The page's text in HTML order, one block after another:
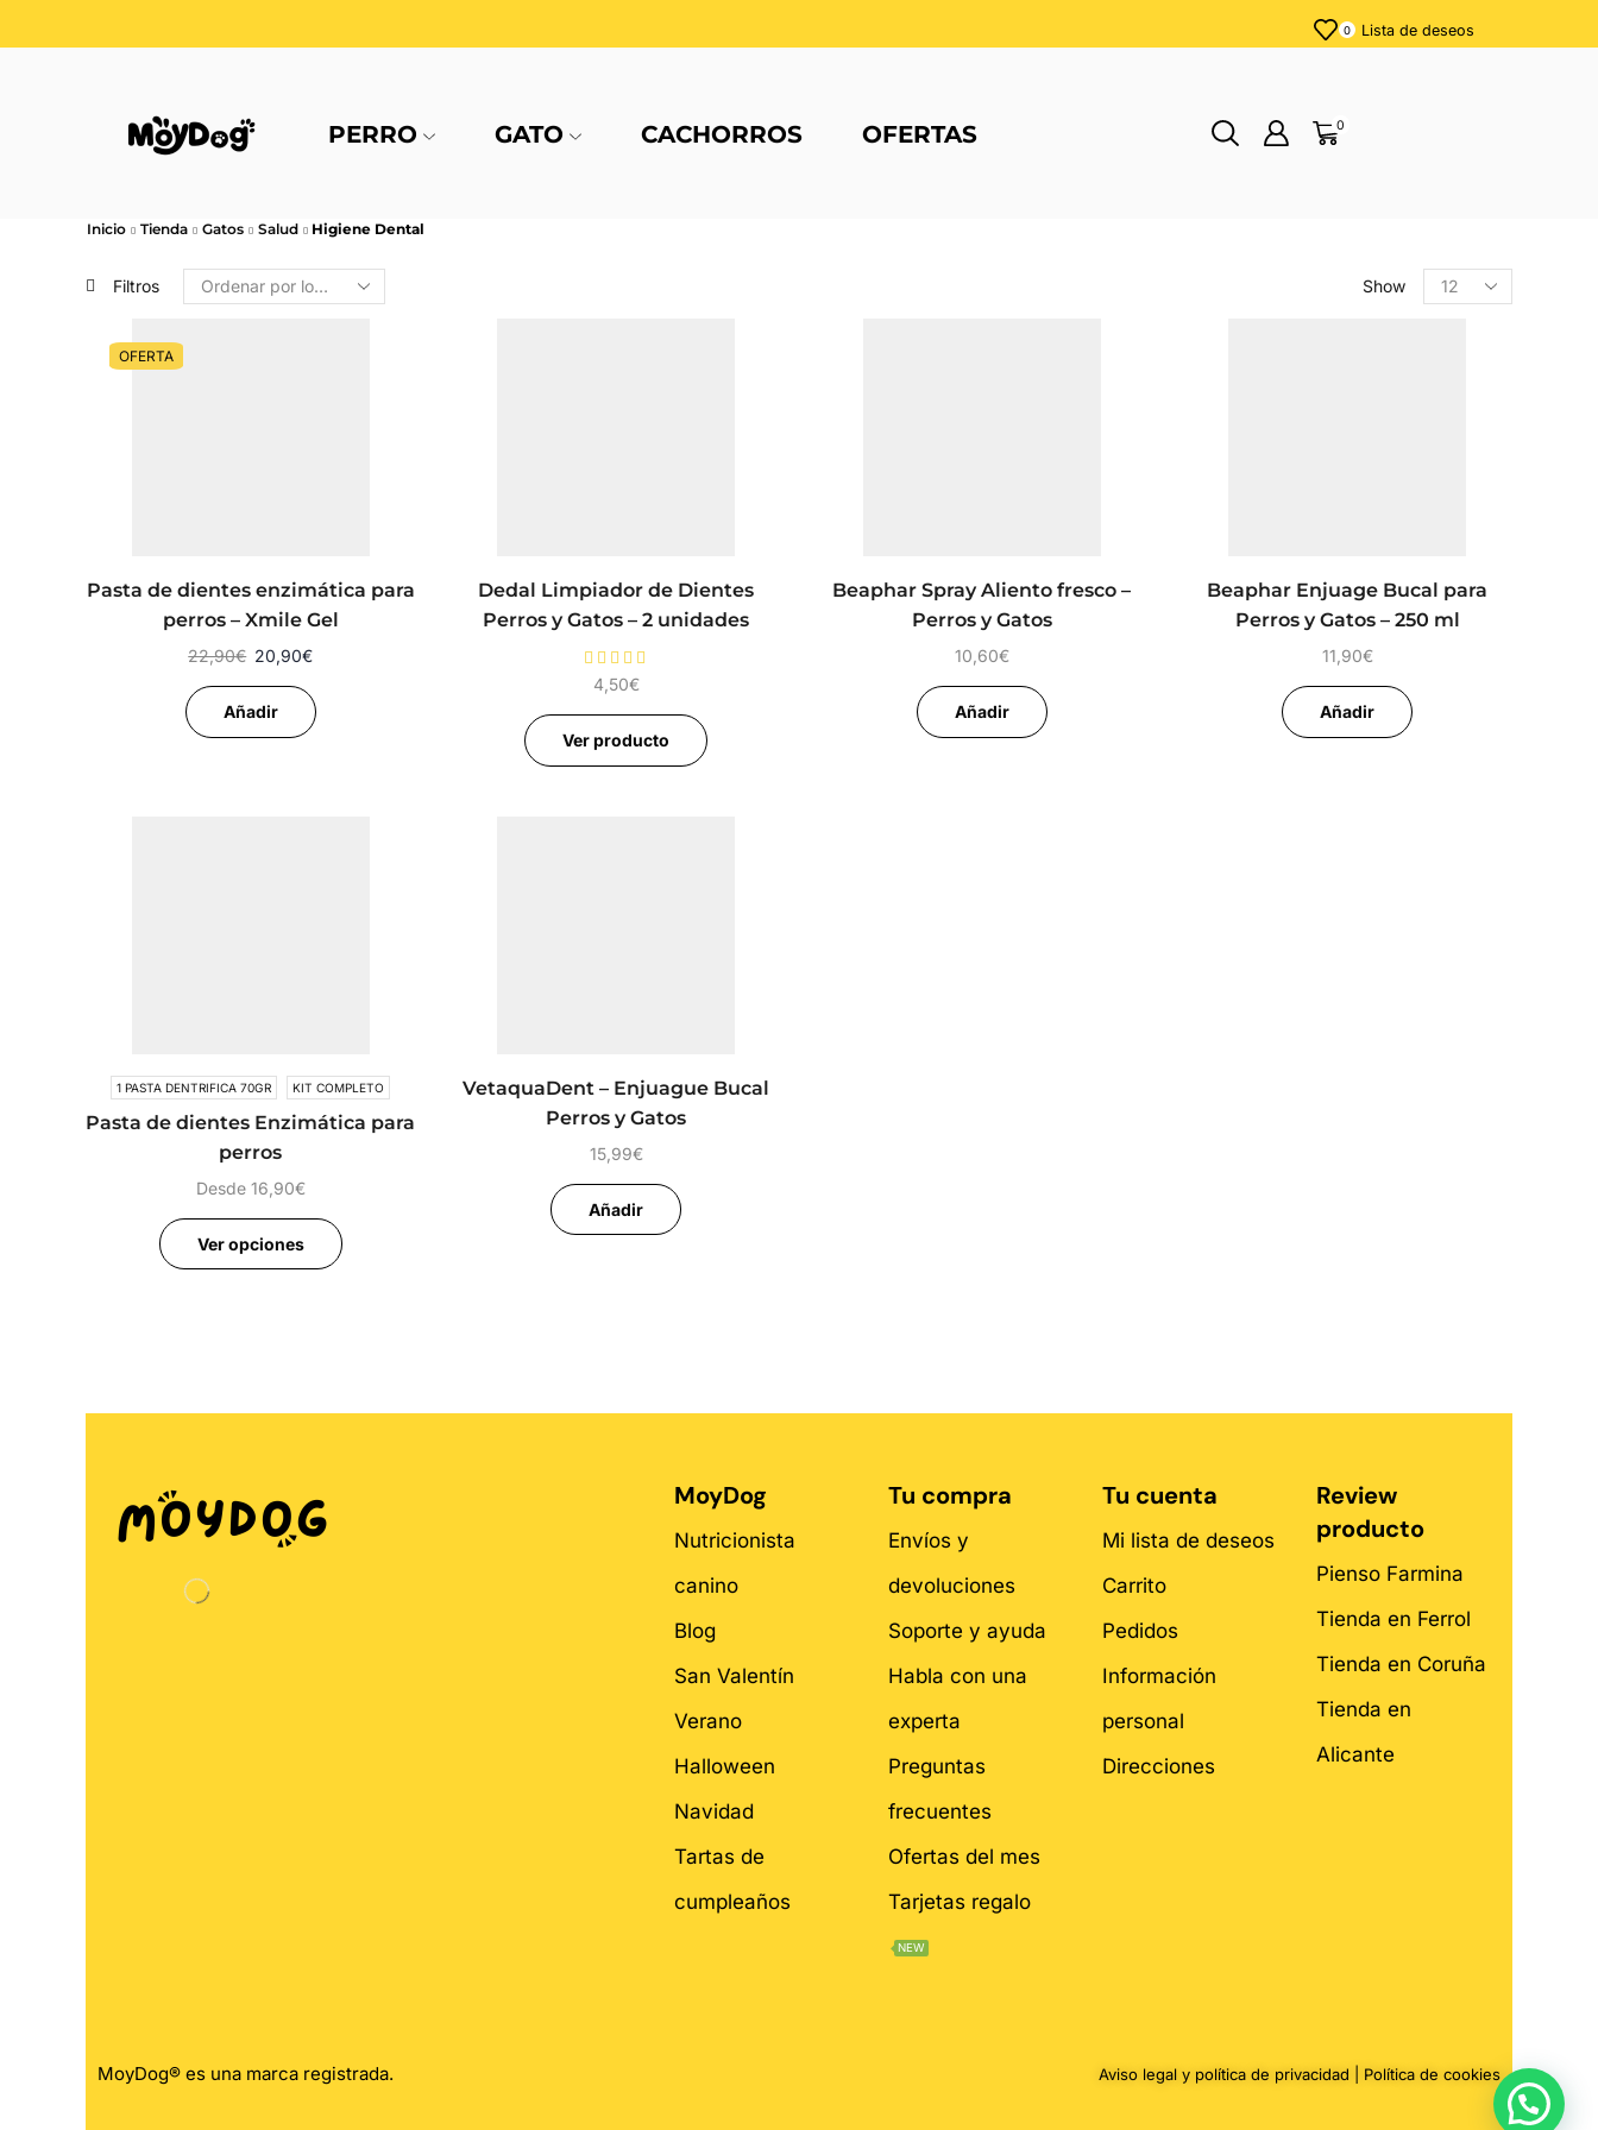
0 Lista de deseos
PERRO GATO CACHORROS OFERTAS 0
Inicio Tienda Gatos Salud Higiene Dental
Filtros Show
OFERTA
Pasta de dientes enzimática para
perros – Xmile Gel
22,90€ 20,90€
Añadir
Dedal Limpiador de Dientes
Perros y Gatos – 2 unidades
4,50€
Ver producto
Beaphar Spray Aliento fresco –
Perros y Gatos
10,60€
Añadir
Beaphar Enjuage Bucal para
Perros y Gatos – 250 ml
11,90€
Añadir
1 PASTA DENTRIFICA 70GR KIT COMPLETO
Pasta de dientes Enzimática para
perros
Desde 16,90€
Ver opciones
VetaquaDent – Enjuague Bucal
Perros y Gatos
15,99€
Añadir
MoyDog
Nutricionista
canino
Blog
San Valentín
Verano
Halloween
Navidad
Tartas de
cumpleaños
Tu compra
Envíos y
devoluciones
Soporte y ayuda
Habla con una
experta
Preguntas
frecuentes
Ofertas del mes
Tarjetas regalo
NEW
Tu cuenta
Mi lista de deseos
Carrito
Pedidos
Información
personal
Direcciones
Review
producto
Pienso Farmina
Tienda en Ferrol
Tienda en Coruña
Tienda en
Alicante
MoyDog® es una marca registrada. Aviso legal y política de privacidad Política de cookies